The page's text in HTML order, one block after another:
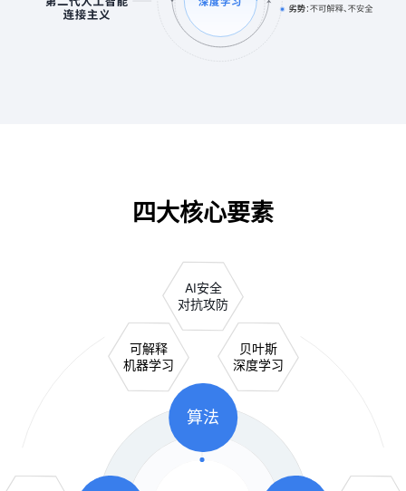
四大核心要素
算法
可解释
机器学习
AI安全
对抗攻防
贝叶斯
深度学习